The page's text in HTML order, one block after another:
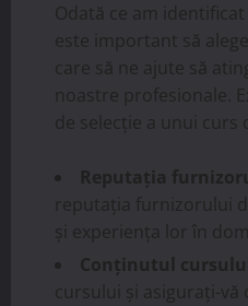
Odată ce am
este important să
care să ne ajute să
noastre profesionale.
de selecție a unui curs
Reputația
reputația furnizorului
și experiența lor în
Conținutul
cursului și asigurați-vă